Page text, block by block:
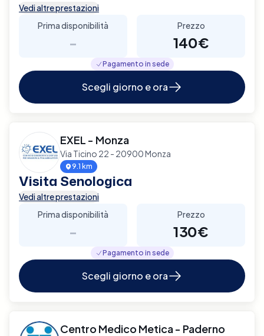
Vedi altre prestazioni
Prima disponibilità
-
Prezzo
140€
Pagamento in sede
Scegli giorno e ora
EXEL - Monza
Via Ticino 22 - 20900 Monza
9.1 km
Visita Senologica
Vedi altre prestazioni
Prima disponibilità
-
Prezzo
130€
Pagamento in sede
Scegli giorno e ora
Centro Medico Metica - Paderno